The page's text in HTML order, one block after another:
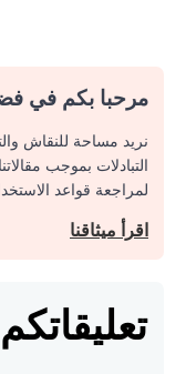
مرحبا بكم في
نريد مساحة للنقاش
التبادلات بموجب
لمراجعة قواعد
اقرأ ميثاقنا
تعليقاتكم